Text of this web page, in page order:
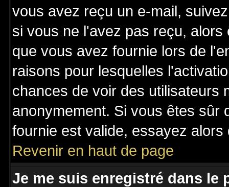
vous avez reçu un e-mail,
si vous ne l'avez pas reçu,
que vous avez fournie lors de
raisons pour lesquelles
chances de voir des utilisateurs
anonymement. Si vous êtes sûr
fournie est valide, essayez
Revenir en haut de page
Je me suis enregistré dans le